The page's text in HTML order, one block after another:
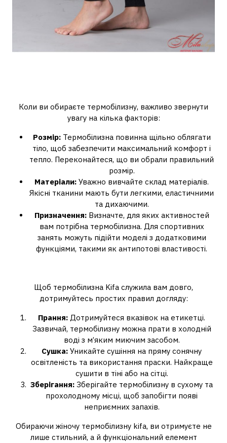
Коли ви обираєте термобілизну, важливо звернути
увагу на кілька факторів:
Розмір:Термобілизна повинна щільно облягати
тіло, щоб забезпечити максимальний комфорт і
тепло. Переконайтеся, що ви обрали правильний
розмір.
Матеріали: Уважно вивчайте склад матеріалів.
Якісні тканини мають бути легкими, еластичними
та дихаючими.
Призначення:Визначте, для яких активностей
вам потрібна термобілизна. Для спортивних
занять можуть підійти моделі з додатковими
функціями, такими як антипотові властивості.
Щоб термобілизна Kifa служила вам довго,
дотримуйтесь простих правил догляду:
Прання: Дотримуйтеся вказівок на етикетці.
Зазвичай, термобілизну можна прати в холодній
воді з м’яким миючим засобом.
Сушка: Уникайте сушіння на пряму сонячну
освітленість та використання праски. Найкраще
сушити в тіні або на сітці.
Зберігання: Зберігайте термобілизну в сухому та
прохолодному місці, щоб запобігти появі
неприємних запахів.
Обираючи жіночу термобілизну kifa, ви отримуєте не
лише стильний, а й функціональний елемент